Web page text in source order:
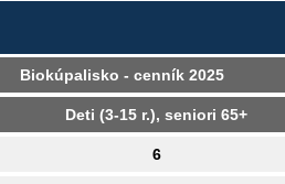
Biokúpalisko - cenník 2025
Deti (3-15 r.), seniori 65+
6